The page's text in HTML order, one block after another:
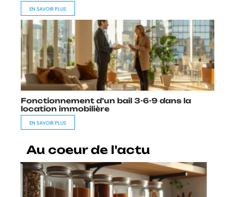
EN SAVOIR PLUS
Fonctionnement d’un bail 3-6-9 dans la
location immobilière
EN SAVOIR PLUS
Au coeur de l'actu